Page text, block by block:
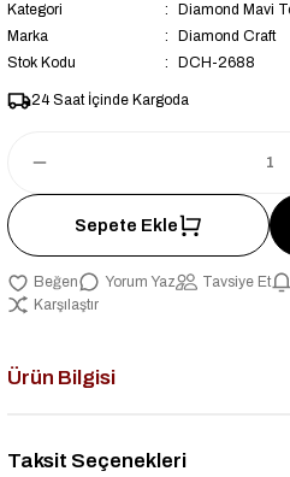
Kategori
Diamond Mavi
Marka
Diamond Craft
Stok Kodu
DCH-2688
24 Saat İçinde Kargoda
Sepete Ekle
Yorum Yaz Tavsiye Et
Karşılaştır
Ürün Bilgisi
Taksit Seçenekleri